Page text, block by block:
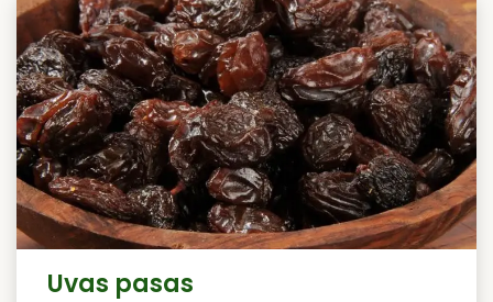
Uvas pasas